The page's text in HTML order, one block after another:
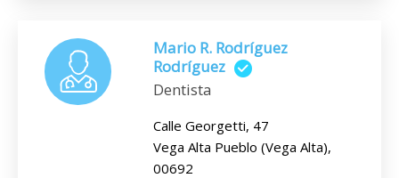
Mario R. Rodríguez
Rodríguez
Dentista
Calle Georgetti, 47
Vega Alta Pueblo (Vega Alta),
00692